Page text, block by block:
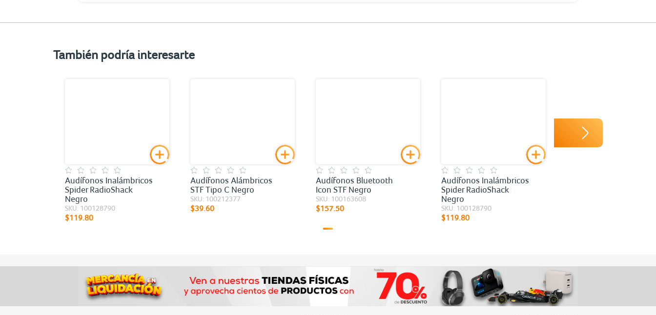
También podría interesarte
Audífonos Inalámbricos
Spider RadioShack
Negro
SKU: 100128790
$119.80
Audífonos Alámbricos
STF Tipo C Negro
SKU: 100212377
$39.60
Audífonos Bluetooth
Icon STF Negro
SKU: 100163608
$157.50
Audífonos Inalámbricos
Spider RadioShack
Negro
SKU: 100128790
$119.80